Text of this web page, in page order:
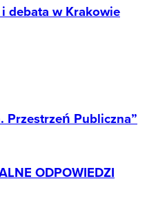
debata w Krakowie
Przestrzeń Publiczna”
ODPOWIEDZI